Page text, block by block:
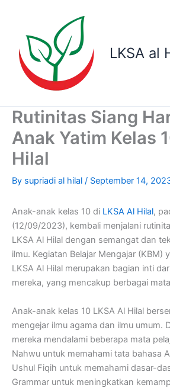
content
LKSA al
Rutinitas Siang
Anak Yatim Kelas
Hilal
By supriadi al hilal / September 14,
Anak-anak kelas 10 di LKSA Al Hilal,
(12/09/2023), kembali menjalani
LKSA Al Hilal dengan semangat dan
ilmu. Kegiatan Belajar Mengajar (KBM)
LKSA Al Hilal merupakan bagian inti
mereka, yang mencakup berbagai
Anak-anak kelas 10 LKSA Al Hilal
mengejar ilmu agama dan ilmu umum.
mereka mendalami beberapa mata
Nahwu untuk memahami tata bahasa
Ushul Fiqih untuk memahami dasar-
Grammar untuk meningkatkan